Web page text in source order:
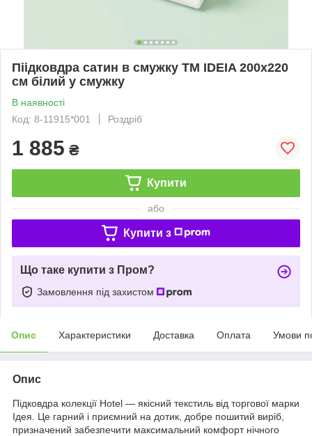
Піідковдра сатин в смужку ТМ IDEIA 200х220
см білий у смужку
В наявності
Код: 8-11915*001
Роздріб
1 885 ₴
Купити
або
Купити з
Що таке купити з Пром?
Замовлення під захистом
Опис Характеристики Доставка Оплата Умови
Опис
Підковдра колекції Hotel — якісний текстиль від торгової марки
Ідея. Це гарний і приємний на дотик, добре пошитий виріб,
призначений забезпечити максимальний комфорт нічного